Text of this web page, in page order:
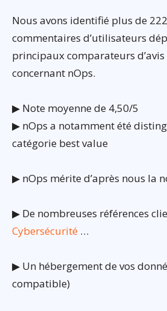
Nous avons identifié plus de
commentaires d’utilisateurs
principaux comparateurs
concernant nOps.
▶ Note moyenne de 4,50/5
▶ nOps a notamment été
catégorie best value
▶ nOps mérite d’après nous la
▶ De nombreuses références
Cybersécurité …
▶ Un hébergement de vos
compatible)